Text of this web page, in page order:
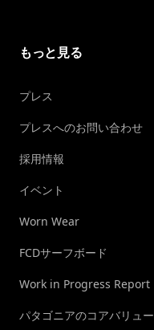
もっと見る
プレス
プレスへのお問い合わせ
採用情報
イベント
Worn Wear
FCDサーフボード
Work in Progress Report
パタゴニアのコアバリュー